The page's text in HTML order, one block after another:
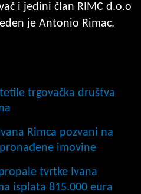
i jedini član RIMC d.o.o
je Antonio Rimac.
trgovačka društva
Rimca pozvani na
imovine
tvrtke Ivana
isplata 815.000 eura